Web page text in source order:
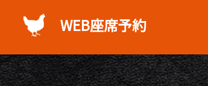
WEB座席予約